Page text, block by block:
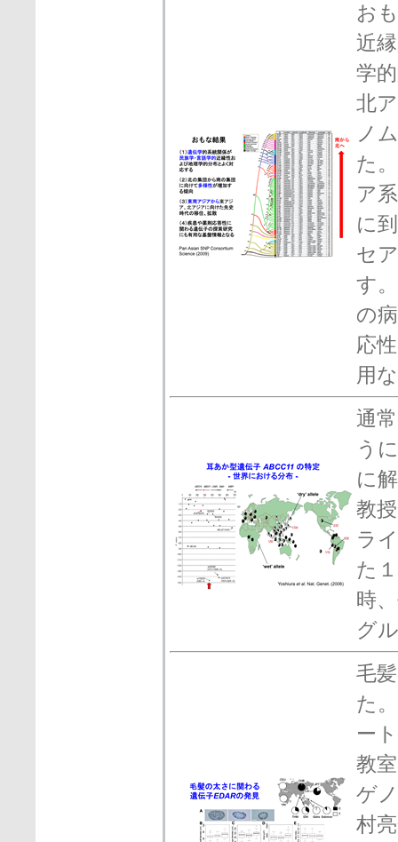
お
近
学
北
ノ
た
ア
に
セ
す
の
応
用
通
う
に
教
ラ
た
時
グ
毛
た
ー
教
ゲ
村